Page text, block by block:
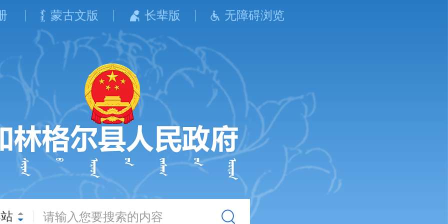
蒙古文版 长辈版 无障碍浏览